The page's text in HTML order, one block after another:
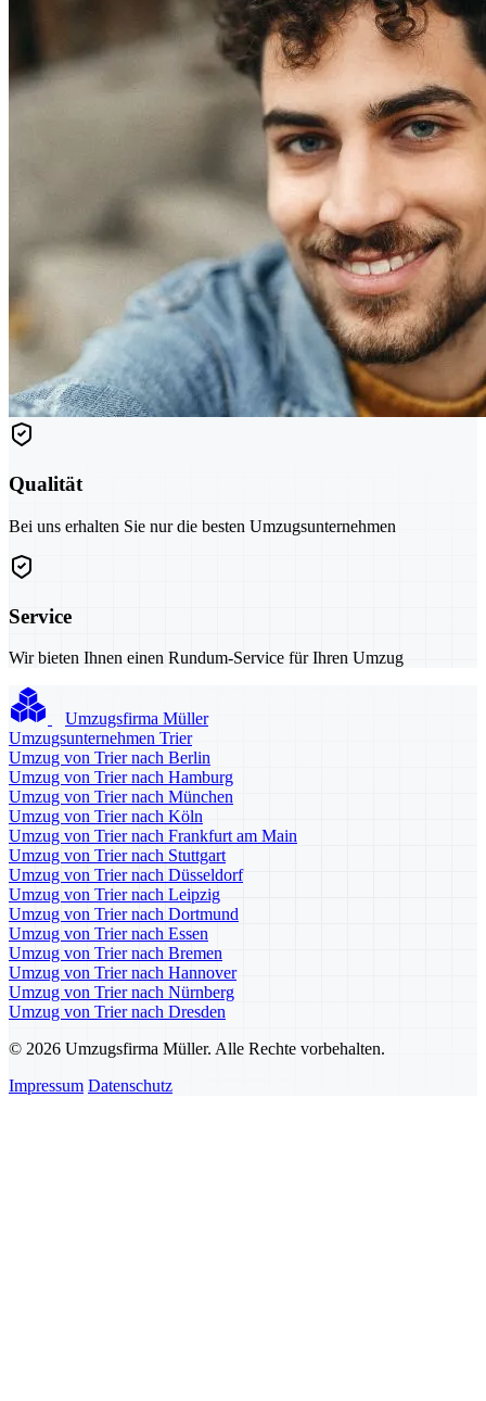
Qualität
Bei uns erhalten Sie nur die besten Umzugsunternehmen
Service
Wir bieten Ihnen einen Rundum-Service für Ihren Umzug
Umzugsfirma Müller
Umzugsunternehmen Trier
Umzug von Trier nach Berlin
Umzug von Trier nach Hamburg
Umzug von Trier nach München
Umzug von Trier nach Köln
Umzug von Trier nach Frankfurt am Main
Umzug von Trier nach Stuttgart
Umzug von Trier nach Düsseldorf
Umzug von Trier nach Leipzig
Umzug von Trier nach Dortmund
Umzug von Trier nach Essen
Umzug von Trier nach Bremen
Umzug von Trier nach Hannover
Umzug von Trier nach Nürnberg
Umzug von Trier nach Dresden
© 2026 Umzugsfirma Müller. Alle Rechte vorbehalten.
Impressum Datenschutz